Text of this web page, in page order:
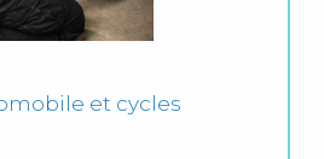
et cycles